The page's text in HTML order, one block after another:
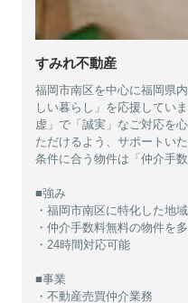
すみれ不動産
福岡市南区を中心に福岡県
しい暮らし」を応援してい
虚」で「誠実」なご対応を
ただけるよう、サポートいた
条件に合う物件は「仲介手
■強み
・福岡市南区に特化した地
・仲介手数料無料の物件を
・24時間対応可能
■事業
・不動産売買仲介業務